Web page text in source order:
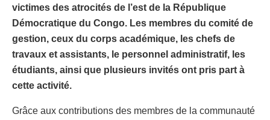
victimes des atrocités de l’est de la République
Démocratique du Congo. Les membres du comité de
gestion, ceux du corps académique, les chefs de
travaux et assistants, le personnel administratif, les
étudiants, ainsi que plusieurs invités ont pris part à
cette activité.
Grâce aux contributions des membres de la communauté